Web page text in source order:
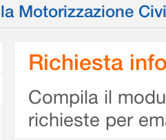
Motorizzazione
Richiesta
Compila il
richieste per